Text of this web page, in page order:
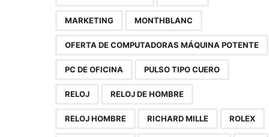
MARKETING MONTHBLANC
OFERTA DE COMPUTADORAS MÁQUINA POTENTE
PC DE OFICINA PULSO TIPO CUERO
RELOJ RELOJ DE HOMBRE
RELOJ HOMBRE RICHARD MILLE ROLEX